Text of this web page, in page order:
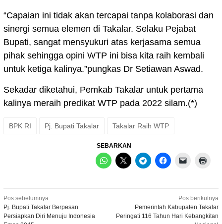
“Capaian ini tidak akan tercapai tanpa kolaborasi dan
sinergi semua elemen di Takalar. Selaku Pejabat
Bupati, sangat mensyukuri atas kerjasama semua
pihak sehingga opini WTP ini bisa kita raih kembali
untuk ketiga kalinya.”pungkas Dr Setiawan Aswad.
Sekadar diketahui, Pemkab Takalar untuk pertama
kalinya meraih predikat WTP pada 2022 silam.(*)
BPK RI Pj. Bupati Takalar Takalar Raih WTP
SEBARKAN
Navigasi
pos
Pos sebelumnya
Pj. Bupati Takalar Berpesan
Persiapkan Diri Menuju Indonesia
Pos berikutnya
Pemerintah Kabupaten Takalar
Peringati 116 Tahun Hari Kebangkitan